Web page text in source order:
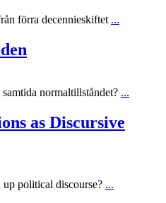
förra decennieskiftet ...
normaltillståndet? ...
as Discursive
political discourse? ...